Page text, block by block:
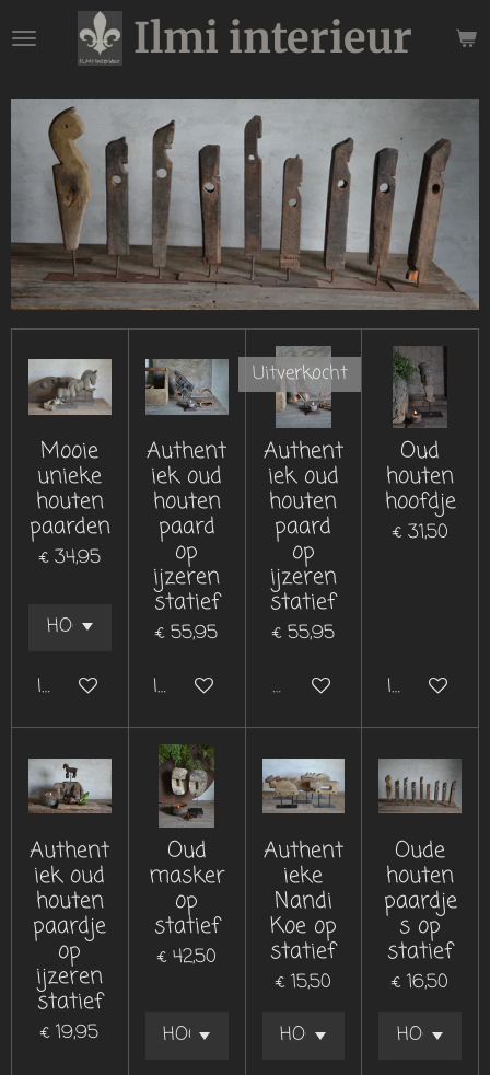
direct
de
hoofdinhoud
Ilmi interieur
Mooie
unieke
houten
paarden
€ 34,95
In winkelwagen
Authent
iek oud
houten
paard
op
ijzeren
statief
€ 55,95
In winkelwagen
Uitverkocht
Authent
iek oud
houten
paard
op
ijzeren
statief
€ 55,95
Uitverkocht
Oud
houten
hoofdje
€ 31,50
In
Authent
iek oud
houten
paardje
op
ijzeren
statief
€ 19,95
Oud
masker
op
statief
€ 42,50
Authent
ieke
Nandi
Koe op
statief
€ 15,50
Oude
houten
paardje
s op
statief
€ 16,50